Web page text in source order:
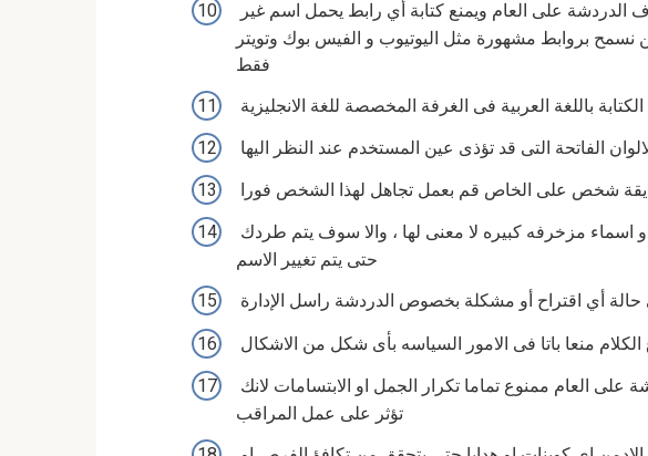
بروابط مشهورة مثل اليوتيوب و الفيس بوك وتويتر
فقط
باللغة العربية فى الغرفة المخصصة للغة الانجليزية
الفاتحة التى قد تؤذى عين المستخدم عند النظر اليها
شخص على الخاص قم بعمل تجاهل لهذا الشخص فورا
حتى يتم تغيير الاسم
أي اقتراح أو مشكلة بخصوص الدردشة راسل الإدارة
منعا باتا فى الامور السياسه بأى شكل من الاشكال
تؤثر على عمل المراقب